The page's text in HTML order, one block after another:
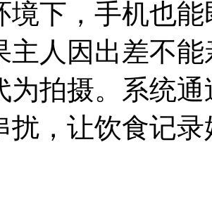
境下，手机也
主人因出差不
为拍摄。系统
扰，让饮食记